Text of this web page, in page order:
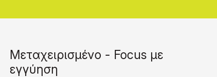
Μεταχειρισμένο - Focus με
εγγύηση